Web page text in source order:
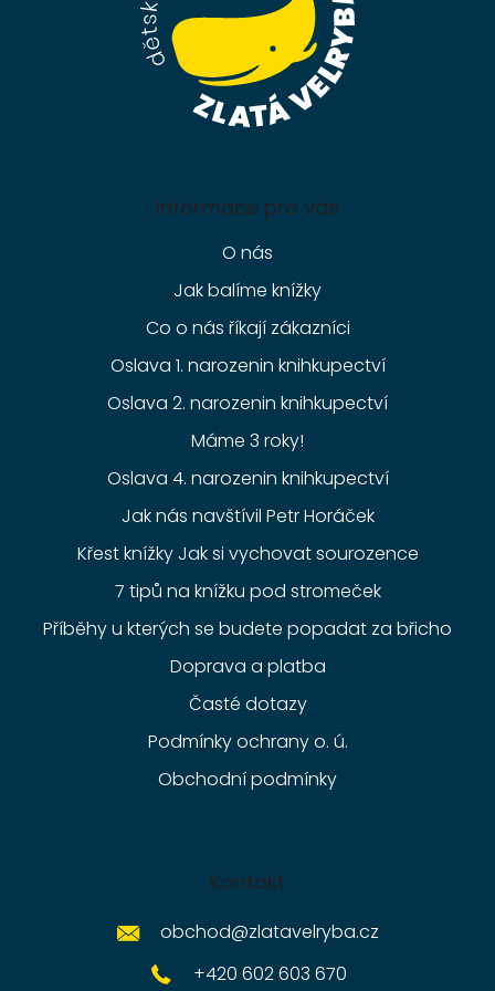
Informace pro vás
O nás
Jak balíme knížky
Co o nás říkají zákazníci
Oslava 1. narozenin knihkupectví
Oslava 2. narozenin knihkupectví
Máme 3 roky!
Oslava 4. narozenin knihkupectví
Jak nás navštívil Petr Horáček
Křest knížky Jak si vychovat sourozence
7 tipů na knížku pod stromeček
Příběhy u kterých se budete popadat za břicho
Doprava a platba
Časté dotazy
Podmínky ochrany o. ú.
Obchodní podmínky
Kontakt
obchod@zlatavelryba.cz
+420 602 603 670